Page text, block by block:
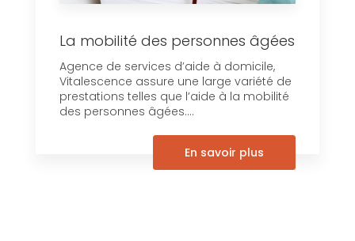
La mobilité des personnes âgées
Agence de services d’aide à domicile,
Vitalescence assure une large variété de
prestations telles que l’aide à la mobilité
des personnes âgées....
En savoir plus